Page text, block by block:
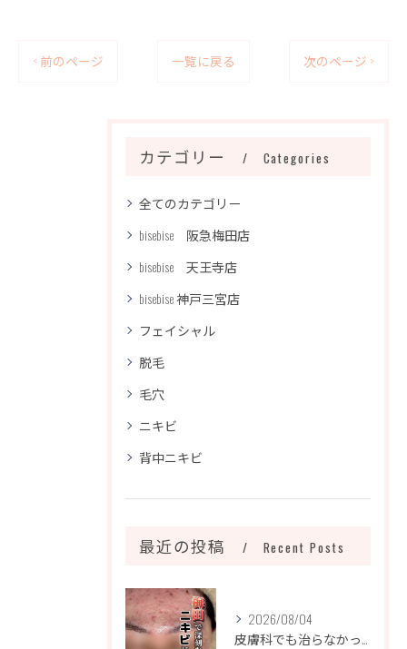
< 前のページ 一覧に戻る 次のページ >
カテゴリー Categories
全てのカテゴリー
bisebise 阪急梅田店
bisebise 天王寺店
bisebise 神戸三宮店
フェイシャル
脱毛
毛穴
ニキビ
背中ニキビ
最近の投稿 Recent Posts
2026/08/04
皮膚科でも治らなかったニキビ、諦めるのはまだ早いです！